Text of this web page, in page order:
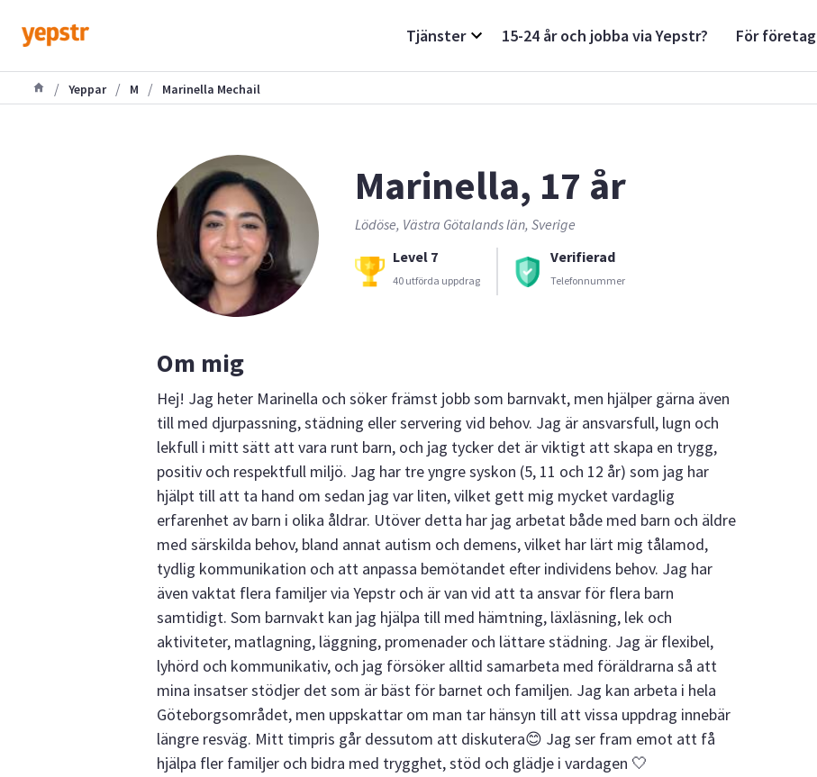
Tjänster 15-24 år och jobba via Yepstr? För företag
/ Yeppar / M / Marinella Mechail
Marinella, 17 år
Lödöse, Västra Götalands län, Sverige
Level 7
40 utförda uppdrag
Verifierad
Telefonnummer
Om mig
Hej! Jag heter Marinella och söker främst jobb som barnvakt, men hjälper gärna även
till med djurpassning, städning eller servering vid behov. Jag är ansvarsfull, lugn och
lekfull i mitt sätt att vara runt barn, och jag tycker det är viktigt att skapa en trygg,
positiv och respektfull miljö. Jag har tre yngre syskon (5, 11 och 12 år) som jag har
hjälpt till att ta hand om sedan jag var liten, vilket gett mig mycket vardaglig
erfarenhet av barn i olika åldrar. Utöver detta har jag arbetat både med barn och äldre
med särskilda behov, bland annat autism och demens, vilket har lärt mig tålamod,
tydlig kommunikation och att anpassa bemötandet efter individens behov. Jag har
även vaktat flera familjer via Yepstr och är van vid att ta ansvar för flera barn
samtidigt. Som barnvakt kan jag hjälpa till med hämtning, läxläsning, lek och
aktiviteter, matlagning, läggning, promenader och lättare städning. Jag är flexibel,
lyhörd och kommunikativ, och jag försöker alltid samarbeta med föräldrarna så att
mina insatser stödjer det som är bäst för barnet och familjen. Jag kan arbeta i hela
Göteborgsområdet, men uppskattar om man tar hänsyn till att vissa uppdrag innebär
längre resväg. Mitt timpris går dessutom att diskutera😊 Jag ser fram emot att få
hjälpa fler familjer och bidra med trygghet, stöd och glädje i vardagen 🤍